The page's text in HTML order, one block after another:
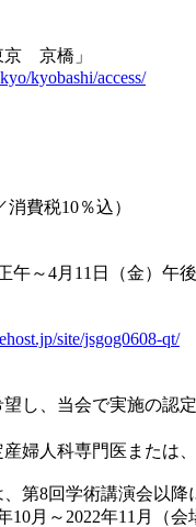
京 京橋」
kyobashi/access/
費税10％込）
～4月11日（金）午
site/jsgog0608-qt/
し、当会で実施の認
人科専門医または、
第8回学術講演会以降
～2022年11月（会